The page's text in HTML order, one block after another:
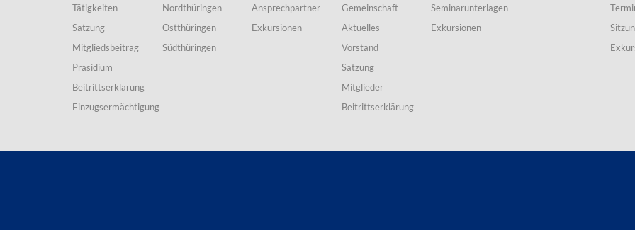
Tätigkeiten
Satzung
Mitgliedsbeitrag
Präsidium
Beitrittserklärung
Einzugsermächtigung
Nordthüringen
Ostthüringen
Südthüringen
Ansprechpartner
Exkursionen
Gemeinschaft
Aktuelles
Vorstand
Satzung
Mitglieder
Beitrittserklärung
Seminarunterlagen
Exkursionen